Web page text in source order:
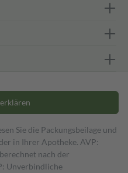
Sie die Packungsbeilage und
in Ihrer Apotheke. AVP:
nach der
Unverbindliche